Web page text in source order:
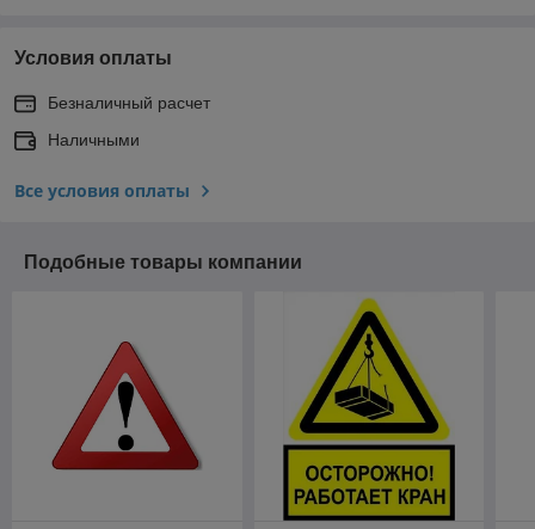
Условия оплаты
Безналичный расчет
Наличными
Все условия оплаты
Подобные товары компании